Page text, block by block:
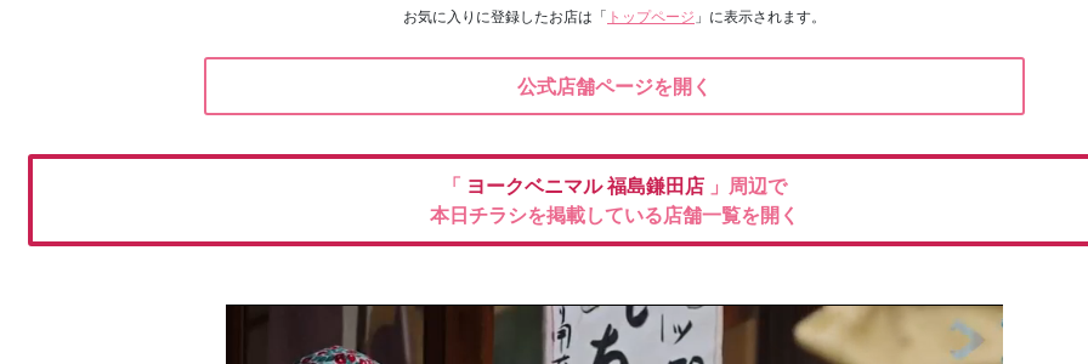
お気に入りに登録したお店は 「 トップページ 」に表示されます。
公式店舗ページを開く
「 ヨークベニマル福島鎌田店 」周辺で
本日チラシを掲載している店舗一覧を開く